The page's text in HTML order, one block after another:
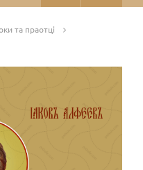
та праотці